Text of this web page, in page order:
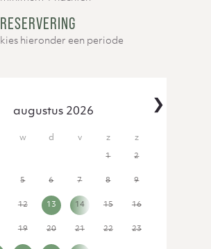
RESERVERING
kies hieronder een periode
›
augustus 2026
1 2
5 6 7 8 9
12 13 14 15 16
19 20 21 22 23